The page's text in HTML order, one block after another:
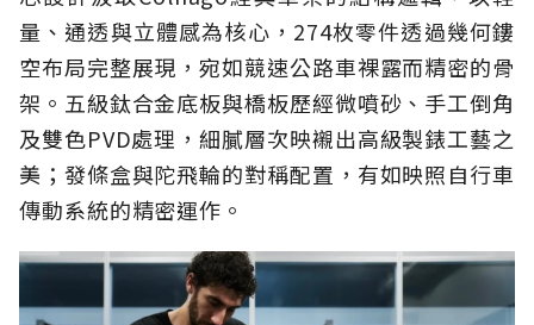
量、通透與立體感為核心，274枚零件透過幾何鏤
空布局完整展現，宛如競速公路車裸露而精密的骨
架。五級鈦合金底板與橋板歷經微噴砂、手工倒角
及雙色PVD處理，細膩層次映襯出高級製錶工藝之
美；發條盒與陀飛輪的對稱配置，有如映照自行車
傳動系統的精密運作。